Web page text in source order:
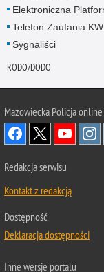
Elektroniczna
Telefon Zaufania
Sygnaliści
RODO/DODO
Mazowiecka Policja online
Redakcja serwisu
Kontakt z redakcją
Dostępność
Deklaracja dostępności
Inne wersje portalu